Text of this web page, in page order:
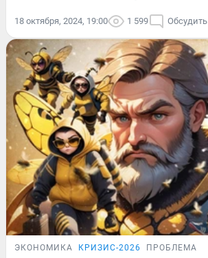
18 октября, 2024, 19:00 1 599 Обсудить
ЭКОНОМИКА КРИЗИС-2026 ПРОБЛЕМА